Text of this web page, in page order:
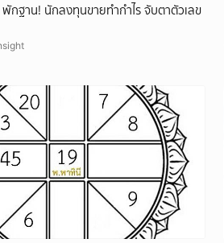
พักฐาน! นักลงทุนขายทำกำไร จับตาตัวเลข